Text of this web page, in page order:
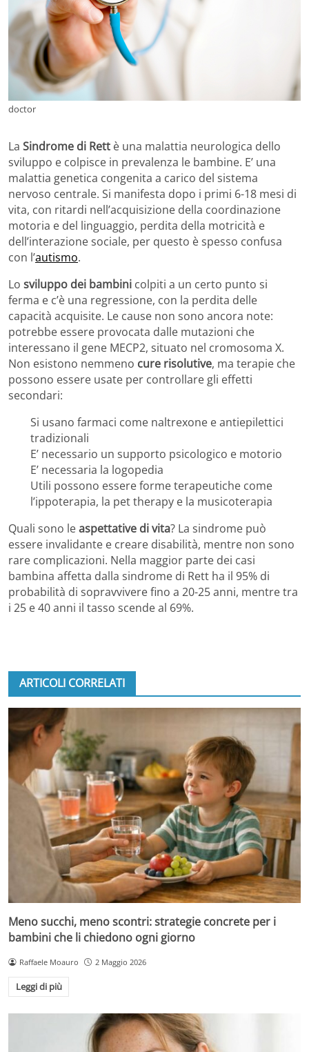
doctor
La Sindrome di Rett è una malattia neurologica dello
sviluppo e colpisce in prevalenza le bambine. E’ una
malattia genetica congenita a carico del sistema
nervoso centrale. Si manifesta dopo i primi 6-18 mesi di
vita, con ritardi nell’acquisizione della coordinazione
motoria e del linguaggio, perdita della motricità e
dell’interazione sociale, per questo è spesso confusa
con l’autismo.
Lo sviluppo dei bambini colpiti a un certo punto si
ferma e c’è una regressione, con la perdita delle
capacità acquisite. Le cause non sono ancora note:
potrebbe essere provocata dalle mutazioni che
interessano il gene MECP2, situato nel cromosoma X.
Non esistono nemmeno cure risolutive, ma terapie che
possono essere usate per controllare gli effetti
secondari:
Si usano farmaci come naltrexone e antiepilettici
tradizionali
E’ necessario un supporto psicologico e motorio
E’ necessaria la logopedia
Utili possono essere forme terapeutiche come
l’ippoterapia, la pet therapy e la musicoterapia
Quali sono leaspettative di vita? La sindrome può
essere invalidante e creare disabilità, mentre non sono
rare complicazioni. Nella maggior parte dei casi
bambina affetta dalla sindrome di Rett ha il 95% di
probabilità di sopravvivere fino a 20-25 anni, mentre tra
i 25 e 40 anni il tasso scende al 69%.
ARTICOLI CORRELATI
Meno succhi, meno scontri: strategie concrete per i
bambini che li chiedono ogni giorno
Raffaele Moauro 2 Maggio 2026
Leggi di più